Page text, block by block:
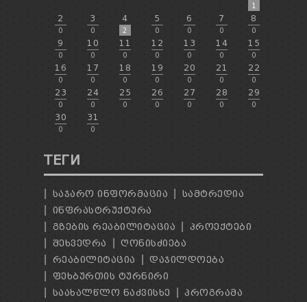
1
2
0
3
0
4
2
5
0
6
0
7
0
8
0
9
0
10
0
11
0
12
0
13
0
14
0
15
0
16
0
17
0
18
0
19
0
20
0
21
0
22
0
23
0
24
0
25
0
26
0
27
0
28
0
29
0
30
0
31
0
ТЕГИ
ᲡᲐᲯᲐᲠᲝ ᲘᲜᲤᲝᲠᲛᲐᲪᲘᲐ
ᲡᲐᲛᲢᲠᲔᲓᲘᲐ
ᲘᲜᲤᲠᲐᲡᲢᲠᲣᲥᲢᲣᲠᲐ
ᲒᲖᲔᲑᲘᲡ ᲠᲔᲐᲑᲘᲚᲘᲢᲐᲪᲘᲐ
ᲞᲠᲝᲔᲥᲢᲔᲑᲘ
ᲨᲔᲮᲕᲔᲓᲠᲐ
ᲦᲝᲜᲘᲡᲫᲘᲔᲑᲐ
ᲠᲔᲐᲑᲘᲚᲘᲢᲐᲪᲘᲐ
ᲓᲐᲯᲘᲚᲓᲝᲔᲑᲐ
ᲤᲔᲮᲑᲣᲠᲗᲘᲡ ᲢᲣᲠᲜᲘᲠᲘ
ᲡᲐᲐᲮᲐᲚᲬᲚᲝ ᲜᲐᲫᲕᲘᲡᲮᲔ
ᲞᲠᲝᲒᲠᲐᲛᲐ